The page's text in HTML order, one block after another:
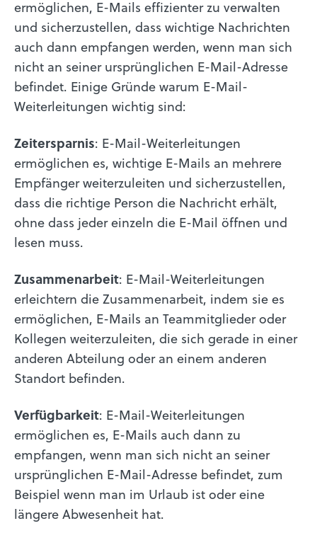
ermöglichen, E-Mails effizienter zu verwalten
und sicherzustellen, dass wichtige Nachrichten
auch dann empfangen werden, wenn man sich
nicht an seiner ursprünglichen E-Mail-Adresse
befindet. Einige Gründe warum E-Mail-
Weiterleitungen wichtig sind:
Zeitersparnis: E-Mail-Weiterleitungen
ermöglichen es, wichtige E-Mails an mehrere
Empfänger weiterzuleiten und sicherzustellen,
dass die richtige Person die Nachricht erhält,
ohne dass jeder einzeln die E-Mail öffnen und
lesen muss.
Zusammenarbeit: E-Mail-Weiterleitungen
erleichtern die Zusammenarbeit, indem sie es
ermöglichen, E-Mails an Teammitglieder oder
Kollegen weiterzuleiten, die sich gerade in einer
anderen Abteilung oder an einem anderen
Standort befinden.
Verfügbarkeit: E-Mail-Weiterleitungen
ermöglichen es, E-Mails auch dann zu
empfangen, wenn man sich nicht an seiner
ursprünglichen E-Mail-Adresse befindet, zum
Beispiel wenn man im Urlaub ist oder eine
längere Abwesenheit hat.